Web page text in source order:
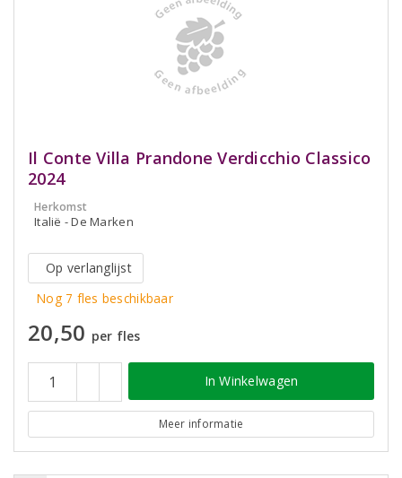
Il Conte Villa Prandone Verdicchio Classico
2024
Herkomst
Italië - De Marken
Op verlanglijst
Nog 7 fles beschikbaar
20,50 per fles
In Winkelwagen
Meer informatie